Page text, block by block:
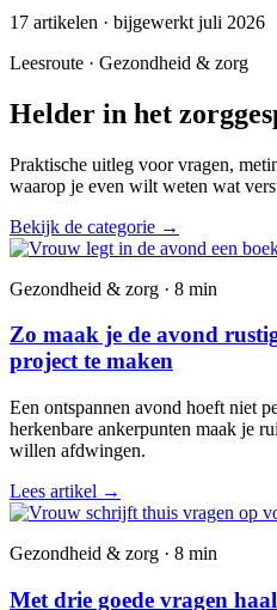
17 artikelen · bijgewerkt juli 2026
Leesroute · Gezondheid & zorg
Helder in het
Praktische uitleg voor vragen,
waarop je even wilt weten wat
Bekijk de categorie →
Gezondheid & zorg · 8 min
Zo maak je de avond
project te maken
Een ontspannen avond hoeft niet
herkenbare ankerpunten maak je
willen afdwingen.
Lees artikel →
Gezondheid & zorg · 8 min
Met drie goede vragen